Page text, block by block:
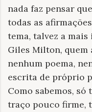
nada faz pensar
todas as
tema, talvez a
Giles Milton, quem
nenhum poema,
escrita de próprio
Como sabemos, só
traço pouco firme,